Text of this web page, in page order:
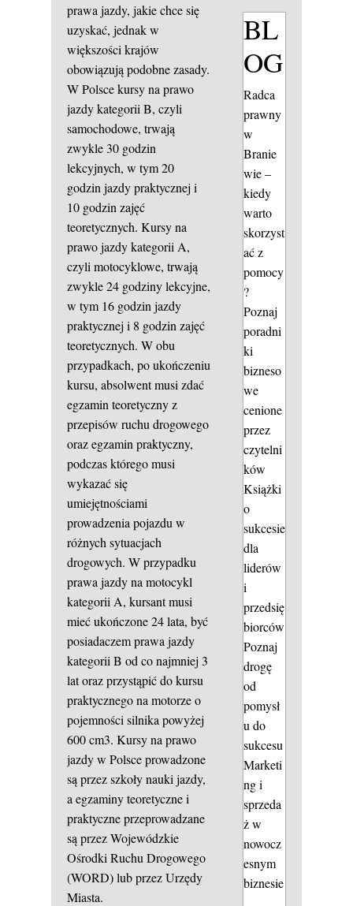
prawa jazdy, jakie chce się
uzyskać, jednak w
większości krajów
obowiązują podobne zasady.
W Polsce kursy na prawo
jazdy kategorii B, czyli
samochodowe, trwają
zwykle 30 godzin
lekcyjnych, w tym 20
godzin jazdy praktycznej i
10 godzin zajęć
teoretycznych. Kursy na
prawo jazdy kategorii A,
czyli motocyklowe, trwają
zwykle 24 godziny lekcyjne,
w tym 16 godzin jazdy
praktycznej i 8 godzin zajęć
teoretycznych. W obu
przypadkach, po ukończeniu
kursu, absolwent musi zdać
egzamin teoretyczny z
przepisów ruchu drogowego
oraz egzamin praktyczny,
podczas którego musi
wykazać się
umiejętnościami
prowadzenia pojazdu w
różnych sytuacjach
drogowych. W przypadku
prawa jazdy na motocykl
kategorii A, kursant musi
mieć ukończone 24 lata, być
posiadaczem prawa jazdy
kategorii B od co najmniej 3
lat oraz przystąpić do kursu
praktycznego na motorze o
pojemności silnika powyżej
600 cm3. Kursy na prawo
jazdy w Polsce prowadzone
są przez szkoły nauki jazdy,
a egzaminy teoretyczne i
praktyczne przeprowadzane
są przez Wojewódzkie
Ośrodki Ruchu Drogowego
(WORD) lub przez Urzędy
Miasta.
BL
OG
Radca
prawny
w
Branie
wie –
kiedy
warto
skorzyst
ać z
pomocy
?
Poznaj
poradni
ki
bizneso
we
cenione
przez
czytelni
ków
Książki
o
sukcesie
dla
liderów
i
przedsię
biorców
Poznaj
drogę
od
pomysł
u do
sukcesu
Marketi
ng i
sprzeda
ż w
nowocz
esnym
biznesie